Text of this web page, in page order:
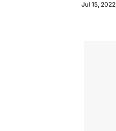
Jul 15, 2022